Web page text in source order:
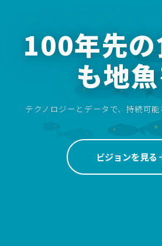
100年先
も地
テクノロジーとデータで、持続可
ビジョンを見る